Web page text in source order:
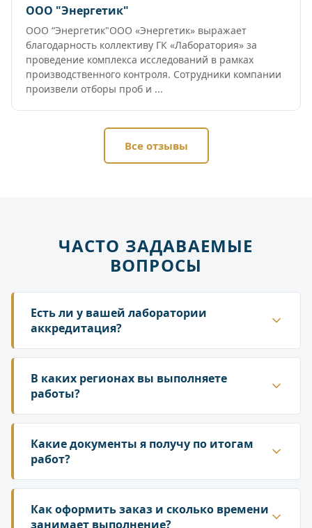
ООО "Энергетик"
ООО “Энергетик"ООО «Энергетик» выражает
благодарность коллективу ГК «Лаборатория» за
проведение комплекса исследований в рамках
производственного контроля. Сотрудники компании
произвели отборы проб и ...
Все отзывы
ЧАСТО ЗАДАВАЕМЫЕ
ВОПРОСЫ
Есть ли у вашей лаборатории
аккредитация?
Да. ГК «Лаборатория» аккредитована в
национальной системе Росаккредитации. Наши
протоколы и заключения принимаются
Росприроднадзором, государственной
инспекцией труда.
В каких регионах вы выполняете
работы?
Работаем по всей территории России. У нас
собственная сеть лабораторий и партнёрских
подразделений, что позволяет организовать
регионе. Сроки выезда зависят от удалённости
объекта — уточняйте у менеджера при
Какие документы я получу по итогам
работ?
По результатам исследований вы получаете
официальный протокол испытаний
установленного образца и, при необходимости,
Как оформить заказ и сколько времени
занимает выполнение?